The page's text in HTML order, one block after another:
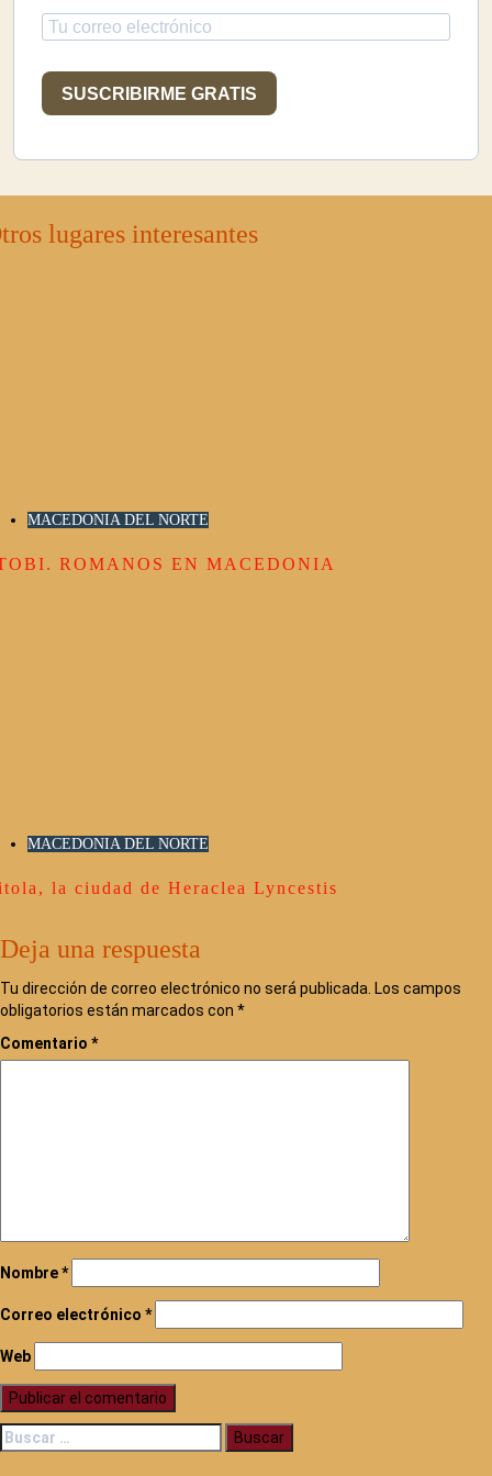
SUSCRIBIRME GRATIS
lugares interesantes
MACEDONIA DEL NORTE
ROMANOS EN MACEDONIA
MACEDONIA DEL NORTE
la ciudad de Heraclea Lyncestis
Deja una respuesta
Tu dirección de correo electrónico no será publicada. Los campos
obligatorios están marcados con *
Comentario *
Nombre*
Correo electrónico *
Web
Buscar: